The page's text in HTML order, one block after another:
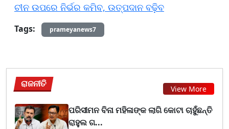
ଚୀନ ଉପରେ ନିର୍ଭର କମିବ, ଉତ୍ପଦାନ ବଢ଼ିବ
Tags: prameyanews7
ରାଜନୀତି View More
ପରିସୀମନ ବିନା ମହିଳାଙ୍କ ଲାଗି କୋଟା ଚାହୁଁଛନ୍ତି
ରାହୁଲ ଗ...